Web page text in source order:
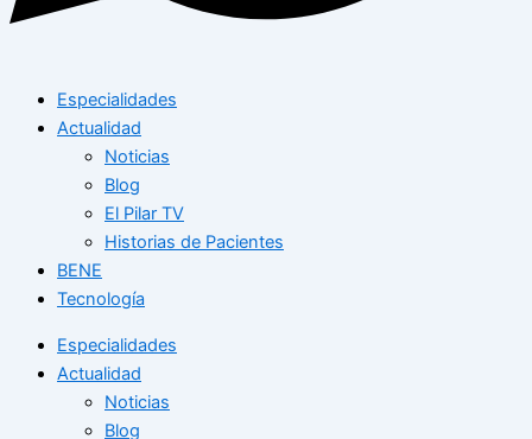
Especialidades
Actualidad
Noticias
Blog
El Pilar TV
Historias de Pacientes
BENE
Tecnología
Especialidades
Actualidad
Noticias
Blog